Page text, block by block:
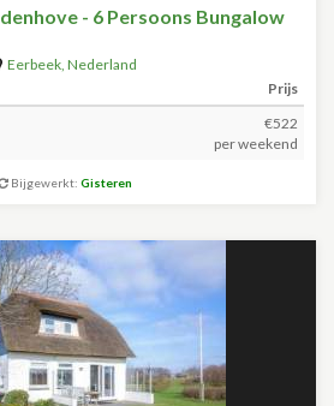
- 6 Persoons Bungalow
Eerbeek, Nederland
Prijs
€522
per weekend
Bijgewerkt: Gisteren